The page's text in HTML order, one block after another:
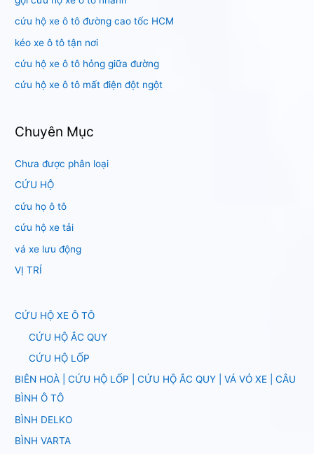
m
:
cứu hộ xe ô tô đường cao tốc HCM
kéo xe ô tô tận nơi
cứu hộ xe ô tô hỏng giữa đường
cứu hộ xe ô tô mất điện đột ngột
Chuyên Mục
Chưa được phân loại
CỨU HỘ
cứu họ ô tô
cứu hộ xe tải
vá xe lưu động
VỊ TRÍ
CỨU HỘ XE Ô TÔ
CỨU HỘ ẮC QUY
CỨU HỘ LỐP
BIÊN HOÀ | CỨU HỘ LỐP | CỨU HỘ ẮC QUY | VÁ VỎ XE | CÂU
BÌNH Ô TÔ
BÌNH DELKO
BÌNH VARTA